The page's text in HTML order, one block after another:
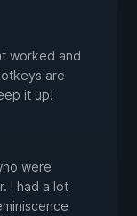
worked and
are
it up!
were
I had a lot